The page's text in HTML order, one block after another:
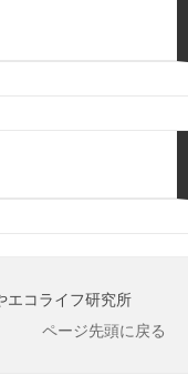
エコライフ研究所
ページ先頭に戻る